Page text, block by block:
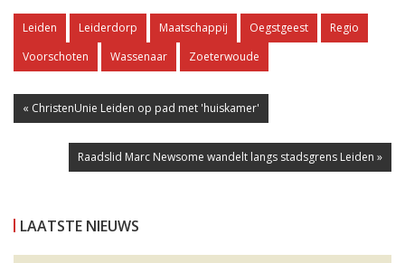
Leiden Leiderdorp Maatschappij Oegstgeest
Regio
Voorschoten
Wassenaar Zoeterwoude
« ChristenUnie Leiden op pad met 'huiskamer'
Raadslid Marc Newsome wandelt langs stadsgrens Leiden »
LAATSTE NIEUWS